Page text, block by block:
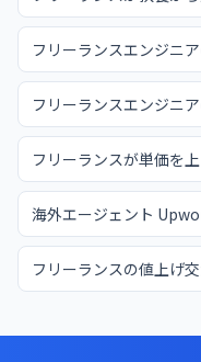
フリーランスエンジニ
フリーランスエンジニ
海外エージェント
フリーランスの値上げ